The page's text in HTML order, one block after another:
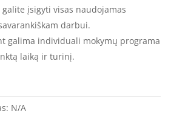
įsigyti visas naudojamas
darbui.
galima individuali mokymų programa
laiką ir turinį.
N/A